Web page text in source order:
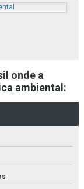
onde a
ambiental: